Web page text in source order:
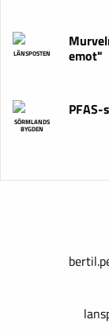
LÄNSPOSTEN emot"
SÖRMLANDS
BYGDEN